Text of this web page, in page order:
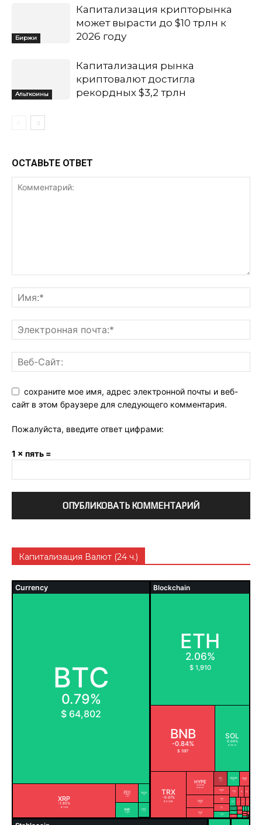
Биржи
Капитализация крипторынка
может вырасти до $10 трлн к
2026 году
Альткоины
Капитализация рынка
криптовалют достигла
рекордных $3,2 трлн
ОСТАВЬТЕ ОТВЕТ
сохраните мое имя, адрес электронной почты и веб-
сайт в этом браузере для следующего комментария.
Пожалуйста, введите ответ цифрами:
1 × пять =
Капитализация Валют (24 ч.)